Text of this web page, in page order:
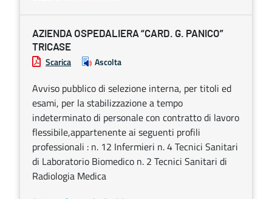
AZIENDA OSPEDALIERA “CARD. G. PANICO”
TRICASE
Scarica Ascolta
Avviso pubblico di selezione interna, per titoli ed
esami, per la stabilizzazione a tempo
indeterminato di personale con contratto di lavoro
flessibile,appartenente ai seguenti profili
professionali : n. 12 Infermieri n. 4 Tecnici Sanitari
di Laboratorio Biomedico n. 2 Tecnici Sanitari di
Radiologia Medica